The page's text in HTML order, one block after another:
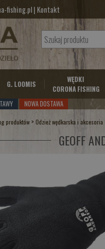
fishing.pl| Kontakt
G. LOOMIS
WĘDKI
CORONA FISHING
NOWA DOSTAWA
produktów >Odzież wędkarska i akcesoria
GEOFF